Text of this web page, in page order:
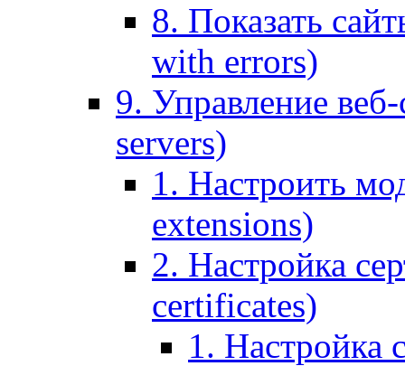
8. Показать
with errors)
9. Управление
servers)
1. Настроить
extensions)
2. Настройка
certificates)
1. Настройка